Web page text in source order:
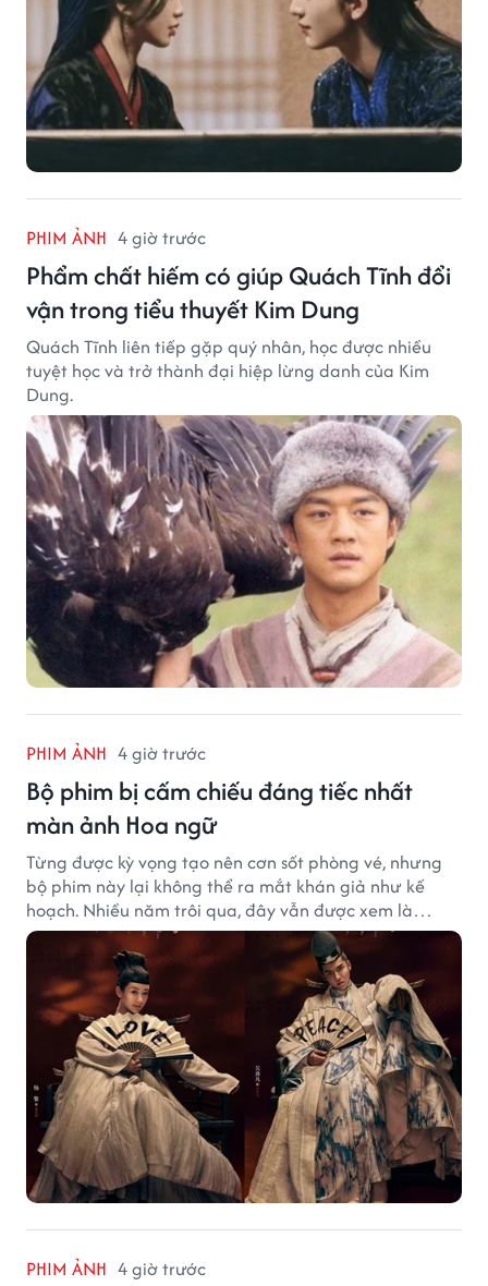
PHIM ẢNH 4 giờ trước
Phẩm chất hiếm có giúp Quách Tĩnh đổi
vận trong tiểu thuyết Kim Dung
Quách Tĩnh liên tiếp gặp quý nhân, học được nhiều
tuyệt học và trở thành đại hiệp lừng danh của Kim
Dung.
PHIM ẢNH 4 giờ trước
Bộ phim bị cấm chiếu đáng tiếc nhất
màn ảnh Hoa ngữ
Từng được kỳ vọng tạo nên cơn sốt phòng vé, nhưng
bộ phim này lại không thể ra mắt khán giả như kế
hoạch. Nhiều năm trôi qua, đây vẫn được xem là
trường hợp đáng tiếc bậc nhất của màn ảnh Hoa ngữ.
PHIM ẢNH 4 giờ trước